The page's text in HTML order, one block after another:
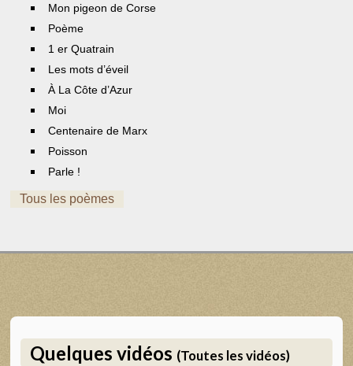
Mon pigeon de Corse
Poème
1 er Quatrain
Les mots d’éveil
À La Côte d’Azur
Moi
Centenaire de Marx
Poisson
Parle !
Tous les poèmes
Quelques vidéos (Toutes les vidéos)